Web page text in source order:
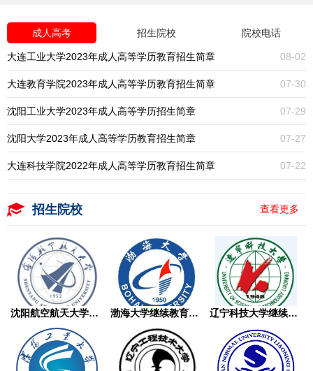
成人高考 招生院校 院校电话
08-02
大连工业大学2023年成人高等学历教育招生简章
07-30
大连教育学院2023年成人高等学历教育招生简章
07-29
沈阳工业大学2023年成人高等学历招生简章
07-27
沈阳大学2023年成人高等学历教育招生简章
07-22
大连科技学院2022年成人高等学历教育招生简章
招生院校 查看更多
沈阳航空航天大学继续教育学院成人高考 渤海大学继续教育学院成人高考 辽宁科技大学继续教育学院成人高考